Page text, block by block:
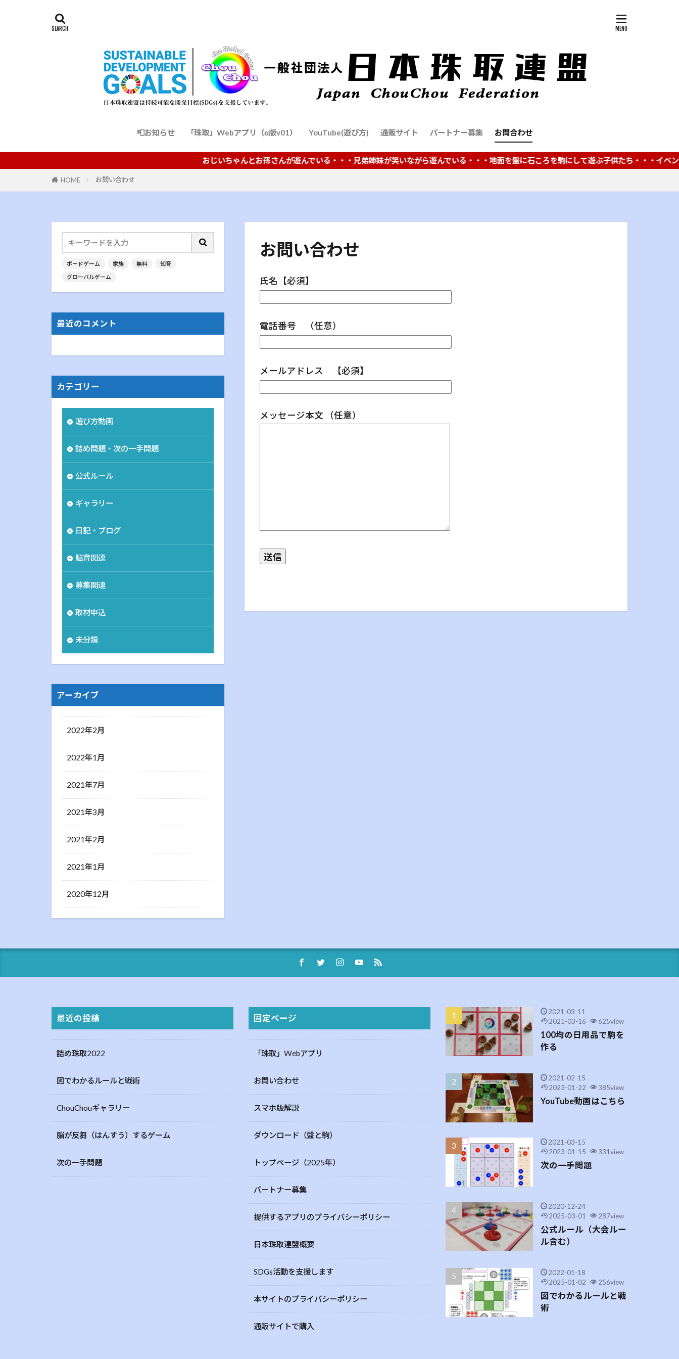
📮お知らせ 「珠取」Webアプリ（α版v01） YouTube(遊び方) 通販サイト パートナー募集 お問合わせ
おじいちゃんとお孫さんが遊んでいる・・・兄弟姉妹が笑いながら遊んでいる・・・地面を盤に石ころを駒にして遊ぶ子供たち・・・イベントや
HOME お問い合わせ
お問い合わせ
氏名【必須】
電話番号 （任意）
メールアドレス 【必須】
メッセージ本文 （任意）
ボードゲーム 家族 無料
知育
グローバルゲーム
最近のコメント
カテゴリー
遊び方動画
詰め問題・次の一手問題
公式ルール
ギャラリー
日記・ブログ
脳育関連
募集関連
取材申込
未分類
アーカイブ
2022年2月
2022年1月
2021年7月
2021年3月
2021年2月
2021年1月
2020年12月
最近の投稿
詰め珠取2022
図でわかるルールと戦術
ChouChouギャラリー
脳が反芻（はんすう）するゲーム
次の一手問題
固定ページ
「珠取」Webアプリ
お問い合わせ
スマホ版解説
ダウンロード（盤と駒）
トップページ（2025年）
パートナー募集
提供するアプリのプライバシーポリシー
日本珠取連盟概要
SDGs活動を支援します
本サイトのプライバシーポリシー
通販サイトで購入
2021-03-11
2021-03-16
625view
100均の日用品で駒を
作る
2021-02-15
2023-01-22
385view
YouTube動画はこちら
2021-03-15
2023-01-15
331view
次の一手問題
2020-12-24
2025-03-01
287view
公式ルール（大会ルー
ル含む）
2022-01-18
2025-01-02
256view
図でわかるルールと戦
術